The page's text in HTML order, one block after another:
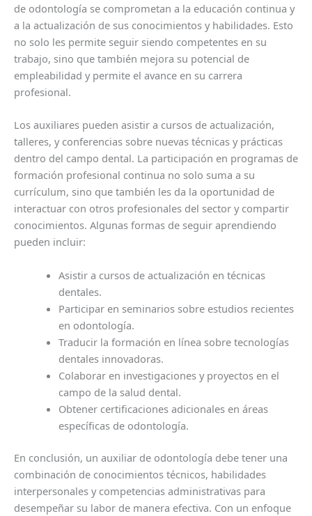
de odontología se comprometan a la educación continua y
a la actualización de sus conocimientos y habilidades. Esto
no solo les permite seguir siendo competentes en su
trabajo, sino que también mejora su potencial de
empleabilidad y permite el avance en su carrera
profesional.
Los auxiliares pueden asistir a cursos de actualización,
talleres, y conferencias sobre nuevas técnicas y prácticas
dentro del campo dental. La participación en programas de
formación profesional continua no solo suma a su
currículum, sino que también les da la oportunidad de
interactuar con otros profesionales del sector y compartir
conocimientos. Algunas formas de seguir aprendiendo
pueden incluir:
Asistir a cursos de actualización en técnicas
dentales.
Participar en seminarios sobre estudios recientes
en odontología.
Traducir la formación en línea sobre tecnologías
dentales innovadoras.
Colaborar en investigaciones y proyectos en el
campo de la salud dental.
Obtener certificaciones adicionales en áreas
específicas de odontología.
En conclusión, un auxiliar de odontología debe tener una
combinación de conocimientos técnicos, habilidades
interpersonales y competencias administrativas para
desempeñar su labor de manera efectiva. Con un enfoque